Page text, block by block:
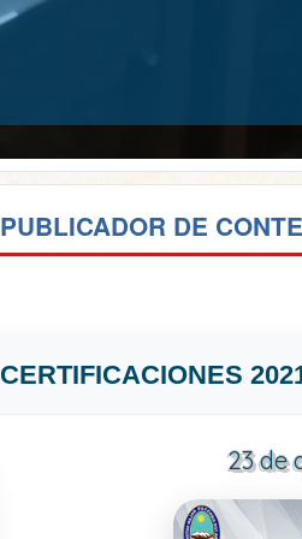
PUBLICADOR DE
CERTIFICACIONES
23 de